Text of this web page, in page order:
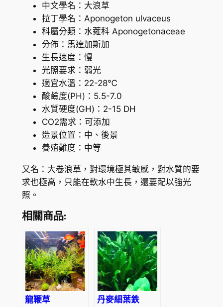
到
H
0
中文學名：大浪草
拉丁學名：Aponogeton ulvaceus
科屬分類：水蕹科 Aponogetonaceae
分佈：馬達加斯加
生長速度：慢
光照要求：弱光
適宜水溫：22-28℃
酸鹼度(PH)：5.5-7.0
水質硬度(GH)：2-15 DH
CO2需求：可添加
造景位置：中、後景
養殖難度：中等
又名：大卷浪草，對環境極其敏感，對水質的要
求也極高，只能在軟水中生長，還要配以強光
照。
相關商品:
龍鞭草 丹麥細葉鉄